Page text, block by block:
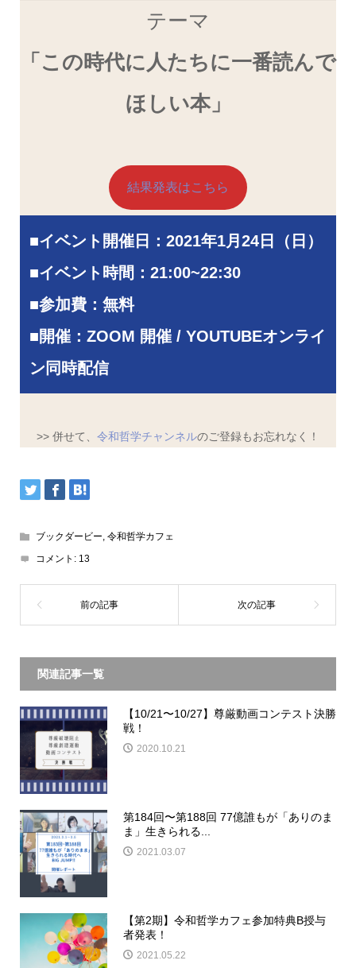
テーマ
「この時代に人たちに一番読んで
ほしい本」
結果発表はこちら
■イベント開催日： 2021年1月24日
（日）
■イベント時間：21:00~22:30
■参加費：無料
■開催：ZOOM 開催 / YOUTUBEオンライ
ン同時配信
>> 併せて、 令和哲学チャンネルのご登録もお忘れなく！
ブックダービー 令和哲学カフェ
コメント: 13
関連記事一覧
【10/21〜10/27】尊厳動画コンテスト決勝
戦！
2020.10.21
第184回〜第188回 77億誰もが「ありのま
ま」生きられる...
2021.03.07
【第2期】令和哲学カフェ参加特典B授与
者発表！
2021.05.22